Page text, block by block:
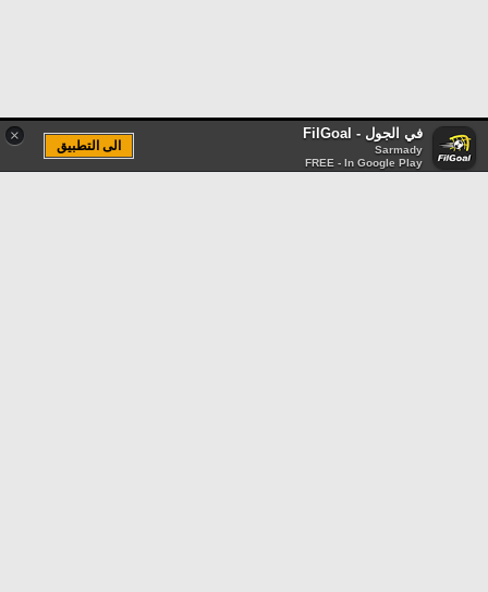
× في الجول - FilGoal
Sarmady
FREE - In Google Play
الى التطبيق